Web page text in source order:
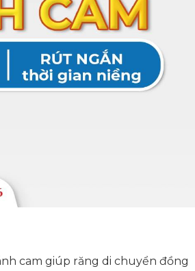
cam giúp răng di chuyển đồng